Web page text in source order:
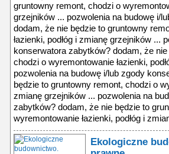
gruntowny remont, chodzi o
grzejników ... pozwolenia na budowę i/
dodam, że nie będzie to gruntowny
łazienki, podłóg i zmianę grzejników ...
konserwatora zabytków? dodam, że
chodzi o wyremontowanie łazienki,
pozwolenia na budowę i/lub zgody
będzie to gruntowny remont, chodzi o
zmianę grzejników ... pozwolenia na
zabytków? dodam, że nie będzie to
wyremontowanie łazienki, podłóg i
Ekologiczne